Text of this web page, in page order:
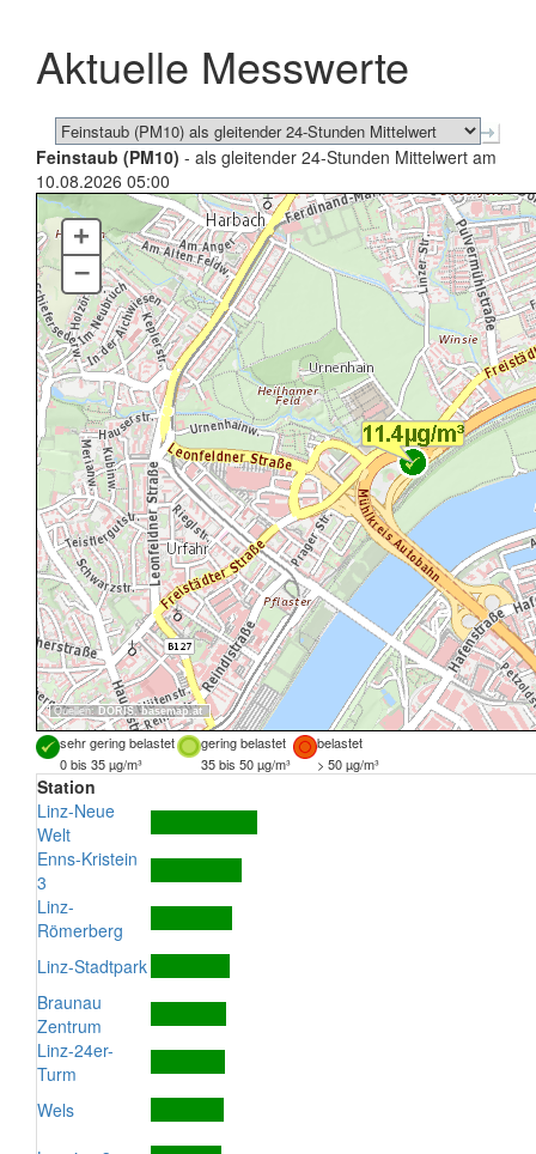
schließen
Aktuelle Messwerte
Feinstaub (PM10) - als gleitender 24-Stunden Mittelwert am
10.08.2026 05:00
Quellen: DORIS,basemap.at
+
–
sehr gering belastet gering belastet
belastet
0 bis 35 µg/m³
35 bis 50 µg/m³ > 50 µg/m³
Station
Linz-Neue
Welt
Enns-Kristein
3
Linz-
Römerberg
Linz-Stadtpark
Braunau
Zentrum
Linz-24er-
Turm
Wels